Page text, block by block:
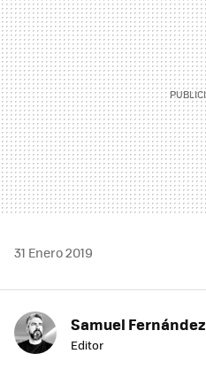
31 Enero 2019
Samuel Fernández
Editor